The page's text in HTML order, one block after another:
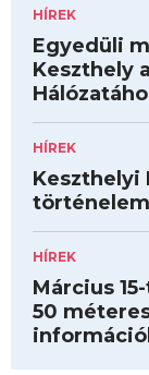
HÍREK
Egyedüli
Keszthely
HÍREK
Keszthelyi
HÍREK
Március
50